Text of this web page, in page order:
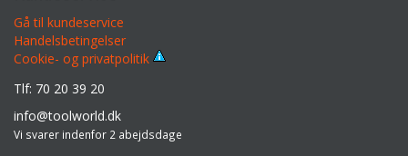
Gå til kundeservice
Handelsbetingelser
Cookie- og privatpolitik
Tlf: 70 20 39 20
info@toolworld.dk
Vi svarer indenfor 2 abejdsdage